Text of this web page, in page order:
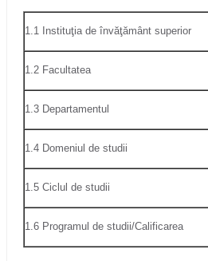
1.1 Instituţia de învăţământ superior
1.2 Facultatea
1.3 Departamentul
1.4 Domeniul de studii
1.5 Ciclul de studii
1.6 Programul de studii/Calificarea